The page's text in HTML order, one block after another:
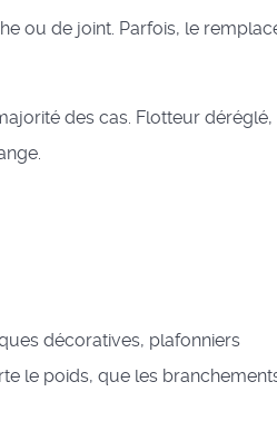
ou de joint. Parfois, le
des cas. Flotteur déréglé,
décoratives, plafonniers
le poids, que les